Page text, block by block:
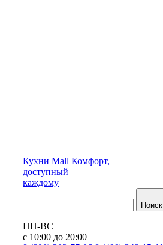
Кухни Mall Комфорт,
доступный
каждому
Поиск
ПН-ВС
с 10:00 до 20:00